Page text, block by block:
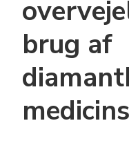
brug af